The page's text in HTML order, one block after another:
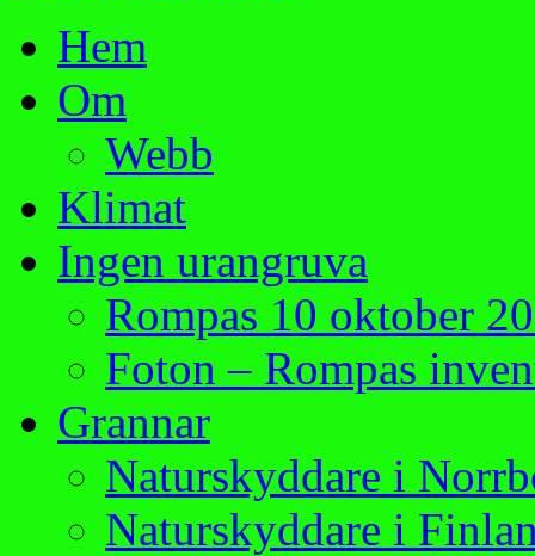
Hem
Om
Webb
Klimat
Ingen urangruva
Rompas 10 oktober
Foton – Rompas
Grannar
Naturskyddare i
Naturskyddare i